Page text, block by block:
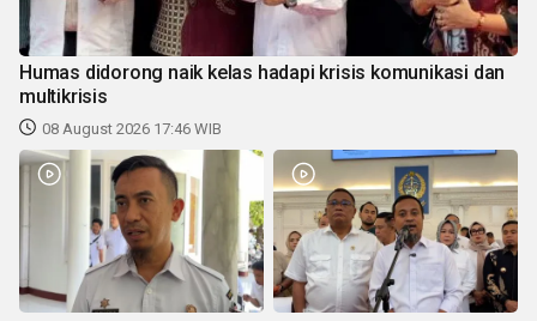
Humas didorong naik kelas hadapi krisis komunikasi dan
multikrisis
08 August 2026 17:46 WIB